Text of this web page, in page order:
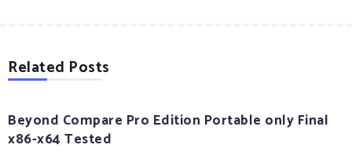
Related Posts
Beyond Compare Pro Edition Portable only Final
x86-x64 Tested